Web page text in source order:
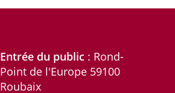
Entrée du public : Rond-
Point de l'Europe 59100
Roubaix